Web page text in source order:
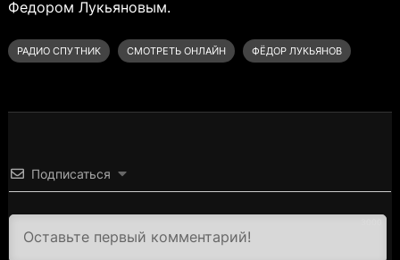
Федором Лукьяновым.
РАДИО СПУТНИК СМОТРЕТЬ ОНЛАЙН ФЁДОР ЛУКЬЯНОВ
Подписаться